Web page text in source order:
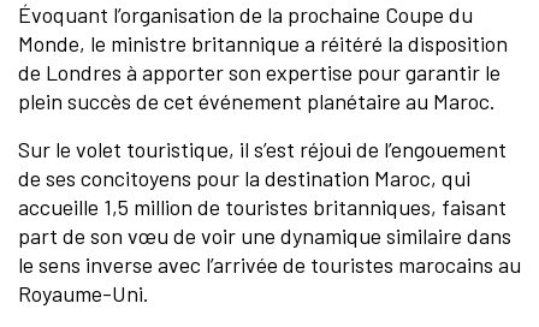
Évoquant l’organisation de la prochaine Coupe du
Monde, le ministre britannique a réitéré la disposition
de Londres à apporter son expertise pour garantir le
plein succès de cet événement planétaire au Maroc.
Sur le volet touristique, il s’est réjoui de l’engouement
de ses concitoyens pour la destination Maroc, qui
accueille 1,5 million de touristes britanniques, faisant
part de son vœu de voir une dynamique similaire dans
le sens inverse avec l’arrivée de touristes marocains au
Royaume-Uni.